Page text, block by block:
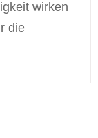
wirken
die